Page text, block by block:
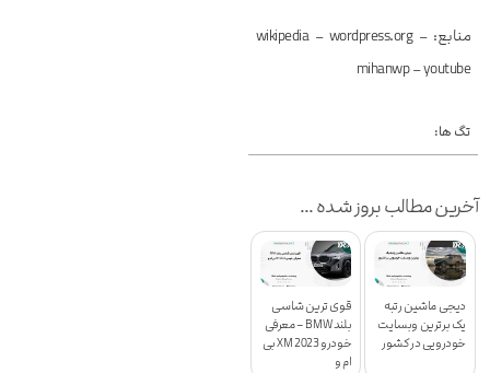
منابع: wikipedia – wordpress.org –
mihanwp – youtube
تگ ها:
آخرین مطالب بروز شده ...
دیجی ماشین رتبه
یک برترین وبسایت
خودرویی در کشور
قوی ترین شاسی
بلند BMW – معرفی
خودرو XM 2023 بی
ام و